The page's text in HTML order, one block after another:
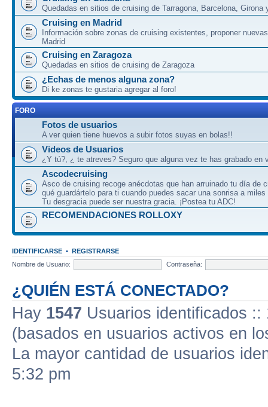
Quedadas en sitios de cruising de Tarragona, Barcelona, Girona
Cruising en Madrid
Información sobre zonas de cruising existentes, proponer
Madrid
Cruising en Zaragoza
Quedadas en sitios de cruising de Zaragoza
¿Echas de menos alguna zona?
Di ke zonas te gustaria agregar al foro!
FORO
Fotos de usuarios
A ver quien tiene huevos a subir fotos suyas en bolas!!
Videos de Usuarios
¿Y tú?, ¿ te atreves? Seguro que alguna vez te has grabado en
Ascodecruising
Asco de cruising recoge anécdotas que han arruinado tu día de
qué guardártelo para ti cuando puedes sacar una sonrisa a miles
Tu desgracia puede ser nuestra gracia. ¡Postea tu ADC!
RECOMENDACIONES ROLLOXY
IDENTIFICARSE • REGISTRARSE
Nombre de Usuario:
Contraseña:
¿QUIÉN ESTÁ CONECTADO?
Hay 1547 Usuarios identificados
(basados en usuarios activos en
La mayor cantidad de usuarios
5:32 pm